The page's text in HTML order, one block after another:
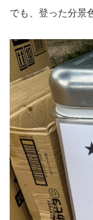
でも、登った分景